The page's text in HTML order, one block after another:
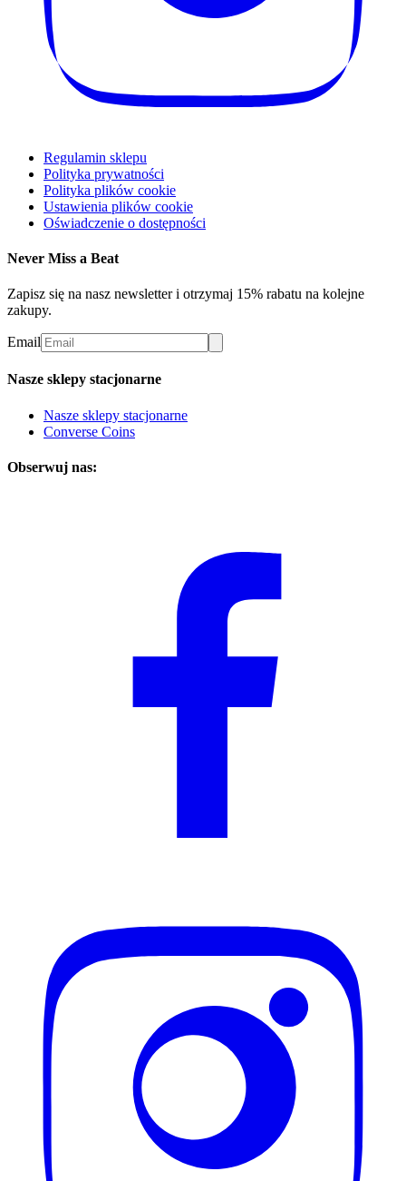
Regulamin sklepu
Polityka prywatności
Polityka plików cookie
Ustawienia plików cookie
Oświadczenie o dostępności
Never Miss a Beat
Zapisz się na nasz newsletter i otrzymaj 15% rabatu na kolejne
zakupy.
Email
Nasze sklepy stacjonarne
Nasze sklepy stacjonarne
Converse Coins
Obserwuj nas: